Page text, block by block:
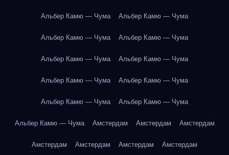
Альбер Камю — Чума Альбер Камю — Чума
Альбер Камю — Чума Альбер Камю — Чума
Альбер Камю — Чума Альбер Камю — Чума
Альбер Камю — Чума Альбер Камю — Чума
Альбер Камю — Чума Альбер Камю — Чума
Альбер Камю — Чума Амстердам Амстердам Амстердам
Амстердам Амстердам Амстердам Амстердам